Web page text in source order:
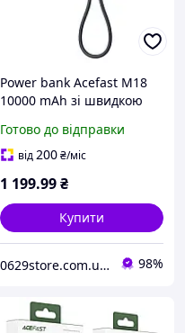
Power bank Acefast M18
10000 mAh зі швидкою
бездротовою зарядкою
15W MagSafe та
Type-C Black
Готово до відправки
від200₴/міс
1 199.99₴
Купити
0629store.com.ua - Інтернет магазин чохлів та захисних стекол для смартфонів. 98%